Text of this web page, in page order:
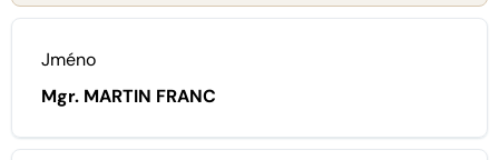
Jméno
Mgr. MARTIN FRANC